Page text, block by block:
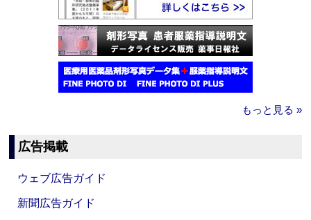
もっと見る »
広告掲載
ウェブ広告ガイド
新聞広告ガイド